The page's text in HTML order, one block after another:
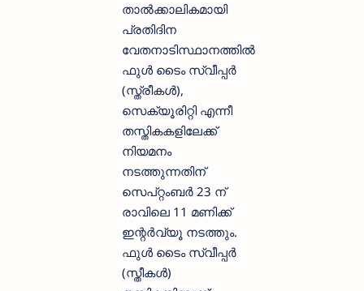
താല്‍ക്കാലികമായി
പ്രതിദിന
വേതനാടിസ്ഥാനത്തില്‍
ഫുള്‍ ടൈം സ്വീപ്പര്‍
(സ്ത്രീകള്‍),
സെക്യൂരിറ്റി എന്നീ
തസ്തികകളിലേക്ക്
നിയമനം
നടത്തുന്നതിന്
സെപ്റ്റംബര്‍ 23 ന്
രാവിലെ 11 മണിക്ക്
ഇന്റര്‍വ്യൂ നടത്തും.
ഫുള്‍ ടൈം സ്വീപ്പര്‍
(സ്തീകള്‍)